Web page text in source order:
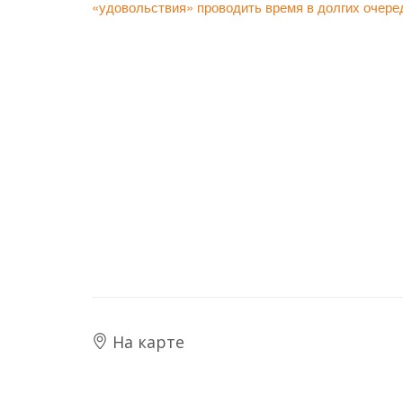
«удовольствия» проводить время в долгих
На карте